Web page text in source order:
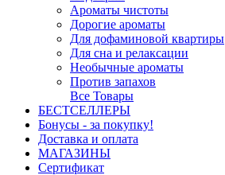
Ароматы чистоты
Дорогие ароматы
Для дофаминовой квартиры
Для сна и релаксации
Необычные ароматы
Против запахов
Все Товары
БЕСТСЕЛЛЕРЫ
Бонусы - за покупку!
Доставка и оплата
МАГАЗИНЫ
Cертификат